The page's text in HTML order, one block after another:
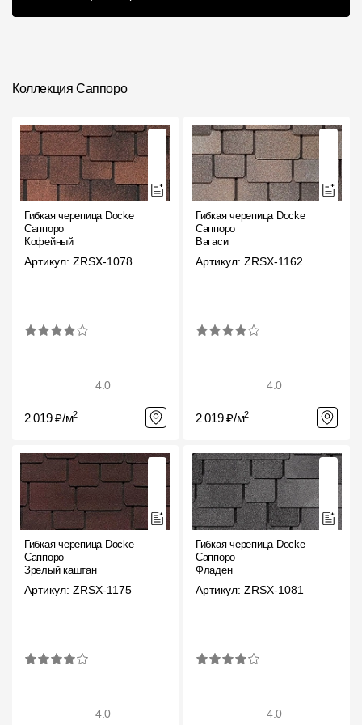
Коллекция Саппоро
Гибкая черепица Docke
Саппоро
Кофейный
Артикул: ZRSX-1078
4.0
2 019 ₽/м2
Гибкая черепица Docke
Саппоро
Вагаси
Артикул: ZRSX-1162
4.0
2 019 ₽/м2
Гибкая черепица Docke
Саппоро
Зрелый каштан
Артикул: ZRSX-1175
4.0
Гибкая черепица Docke
Саппоро
Фладен
Артикул: ZRSX-1081
4.0